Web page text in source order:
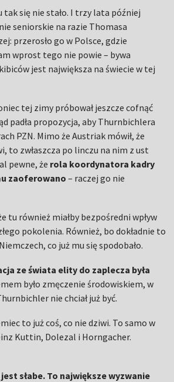
tak się nie stało. I trzy lata później
seniorskie na razie Thomasa
przerosło go w Polsce, gdzie
wprost tego nie powie – bywa
jest największa na świecie w tej
tej zimy próbował jeszcze cofnąć
padła propozycja, aby Thurnbichlera
PZN. Mimo że Austriak mówił, że
to zwłaszcza po linczu na nim z ust
pewne, że rola koordynatora kadry
zaoferowano– raczej go nie
tu również miałby bezpośredni wpływ
pokolenia. Również, bo dokładnie to
co już mu się spodobało.
ze świata elity do zaplecza była
było zmęczenie środowiskiem, w
nie chciał już być.
to już coś, co nie dziwi. To samo w
Kuttin, Dolezal i Horngacher.
słabe. To największe wyzwanie